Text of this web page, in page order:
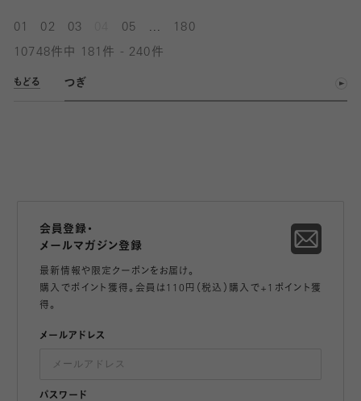
01 02 03 05 180
10748件中 181件 - 240件
もどる つぎ
会員登録・
メールマガジン登録
最新情報や限定クーポンをお届け。
購入でポイント獲得。会員は110円（税込）購入で+1ポイント獲
得。
メールアドレス
パスワード